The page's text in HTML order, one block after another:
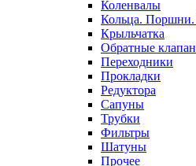
Коленвалы
Кольца.
Крыльчатка
Обратные
Переходники
Прокладки
Редуктора
Сапуны
Трубки
Фильтры
Шатуны
Прочее